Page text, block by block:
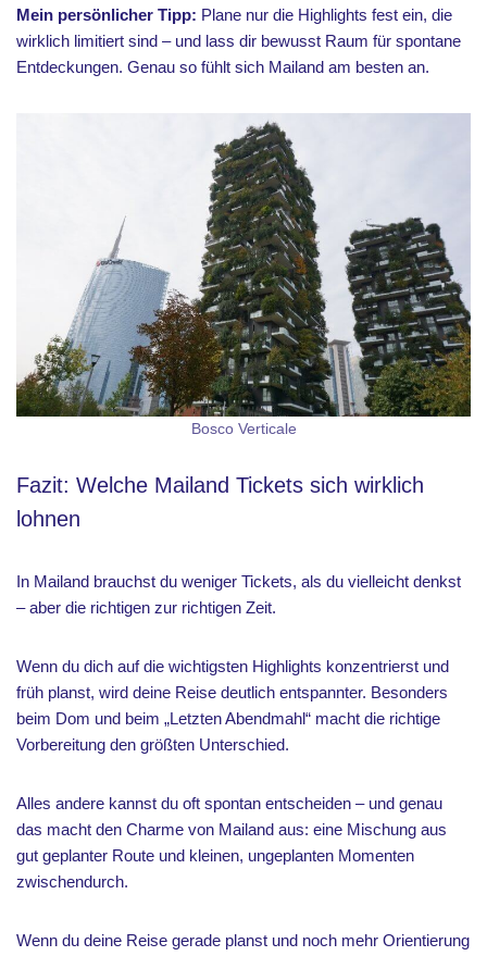
Mein persönlicher Tipp: Plane nur die Highlights fest ein, die
wirklich limitiert sind – und lass dir bewusst Raum für spontane
Entdeckungen. Genau so fühlt sich Mailand am besten an.
Bosco Verticale
Fazit: Welche Mailand Tickets sich wirklich
lohnen
In Mailand brauchst du weniger Tickets, als du vielleicht denkst
– aber die richtigen zur richtigen Zeit.
Wenn du dich auf die wichtigsten Highlights konzentrierst und
früh planst, wird deine Reise deutlich entspannter. Besonders
beim Dom und beim „Letzten Abendmahl“ macht die richtige
Vorbereitung den größten Unterschied.
Alles andere kannst du oft spontan entscheiden – und genau
das macht den Charme von Mailand aus: eine Mischung aus
gut geplanter Route und kleinen, ungeplanten Momenten
zwischendurch.
Wenn du deine Reise gerade planst und noch mehr Orientierung